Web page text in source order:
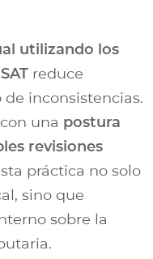
utilizando los
reduce
inconsistencias.
una postura
revisiones
práctica no solo
sino que
sobre la